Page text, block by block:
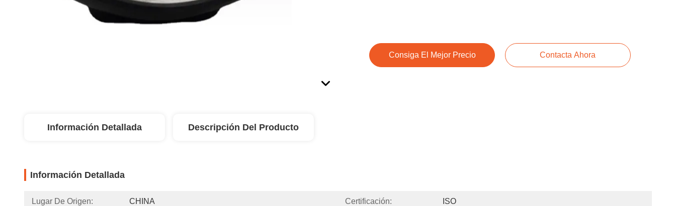
Consiga El Mejor Precio Contacta Ahora
Información Detallada Descripción Del Producto
Información Detallada
Lugar De Origen: CHINA Certificación: ISO